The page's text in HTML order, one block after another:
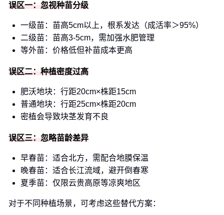
误区一：忽视种苗分级
一级苗：苗高5cm以上，根系发达（成活率＞95%）
二级苗：苗高3-5cm，需加强水肥管理
等外苗：价格低但补苗成本更高
误区二：种植密度过高
肥沃地块：行距20cm×株距15cm
普通地块：行距25cm×株距20cm
密植会导致块茎发育不良
误区三：忽略苗龄差异
早春苗：适合北方，需配合地膜保温
晚春苗：适合长江流域，避开倒春寒
夏季苗：仅限云贵高原等凉爽地区
对于不同种植场景，可考虑这些替代方案：